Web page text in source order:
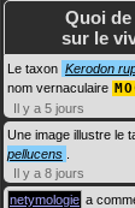
Quoi de
sur le
Le taxon Kerodon
nom vernaculaire
Il y a 5 jours
Une image illustre le
pellucens
Il y a 8 jours
netymologie a